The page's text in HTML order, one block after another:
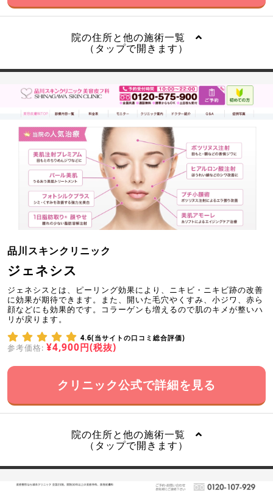
院の住所と他の施術一覧
（タップで開きます）
品川スキンクリニック
ジェネシス
ジェネシスとは、ピーリング効果により、ニキビ・ニキビ跡の改善
に効果が期待できます。また、開いた毛穴やくすみ、小ジワ、赤ら
顔などにも効果的です。コラーゲンも増えるので肌のキメが整いハ
リが戻ります。
4.6(当サイトの口コミ総合評価)
参考価格: ¥4,900円(税抜)
クリニック公式で詳細を見る
院の住所と他の施術一覧
（タップで開きます）